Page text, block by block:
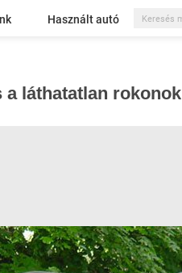
Használt autó
a láthatatlan rokonok